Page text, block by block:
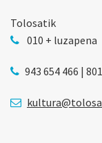
Tolosatik
010 + luzapena
943 654 466 |